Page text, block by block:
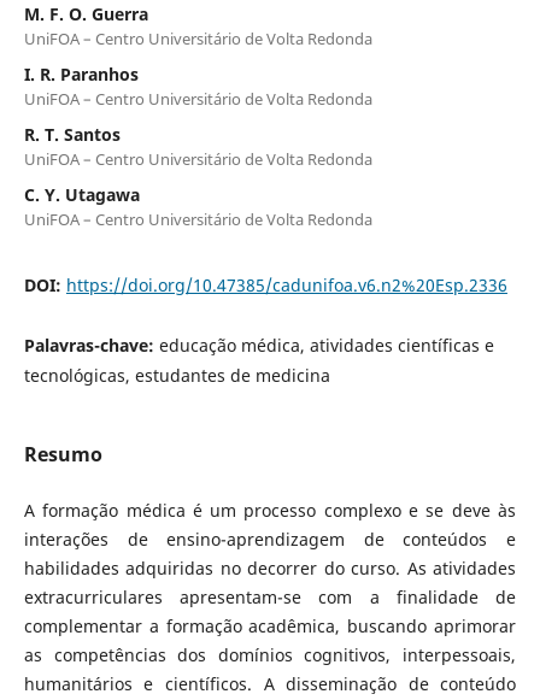
M. F. O. Guerra
UniFOA – Centro Universitário de Volta Redonda
I. R. Paranhos
UniFOA – Centro Universitário de Volta Redonda
R. T. Santos
UniFOA – Centro Universitário de Volta Redonda
C. Y. Utagawa
UniFOA – Centro Universitário de Volta Redonda
DOI: https://doi.org/10.47385/cadunifoa.v6.n2%20Esp.2336
Palavras-chave: educação médica, atividades científicas e
tecnológicas, estudantes de medicina
Resumo
A formação médica é um processo complexo e se deve às
interações de ensino-aprendizagem de conteúdos e
habilidades adquiridas no decorrer do curso. As atividades
extracurriculares apresentam-se com a finalidade de
complementar a formação acadêmica, buscando aprimorar
as competências dos domínios cognitivos, interpessoais,
humanitários e científicos. A disseminação de conteúdo